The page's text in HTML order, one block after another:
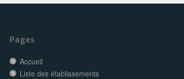
Pages
Accueil
Liste des établissements